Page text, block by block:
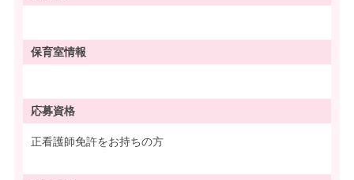
保育室情報
応募資格
正看護師免許をお持ちの方